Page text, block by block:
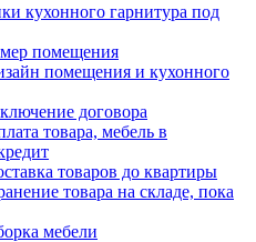
кухонного гарнитура под
помещения
помещения и кухонного
договора
товара, мебель в
товаров до квартиры
товара на складе, пока
мебели